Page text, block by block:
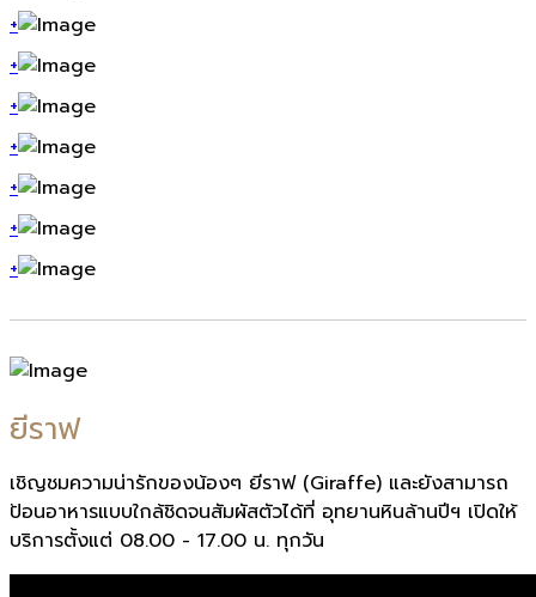
+
+
+
+
+
+
+
ยีราฟ
เชิญชมความน่ารักของน้องๆ ยีราฟ (Giraffe) และยังสามารถ
ป้อนอาหารแบบใกล้ชิดจนสัมผัสตัวได้ที่ อุทยานหินล้านปีฯ เปิดให้
บริการตั้งแต่ 08.00 - 17.00 น. ทุกวัน